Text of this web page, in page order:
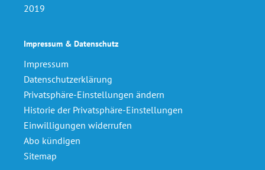
2019
Impressum & Datenschutz
Impressum
Datenschutzerklärung
Privatsphäre-Einstellungen ändern
Historie der Privatsphäre-Einstellungen
Einwilligungen widerrufen
Abo kündigen
Sitemap